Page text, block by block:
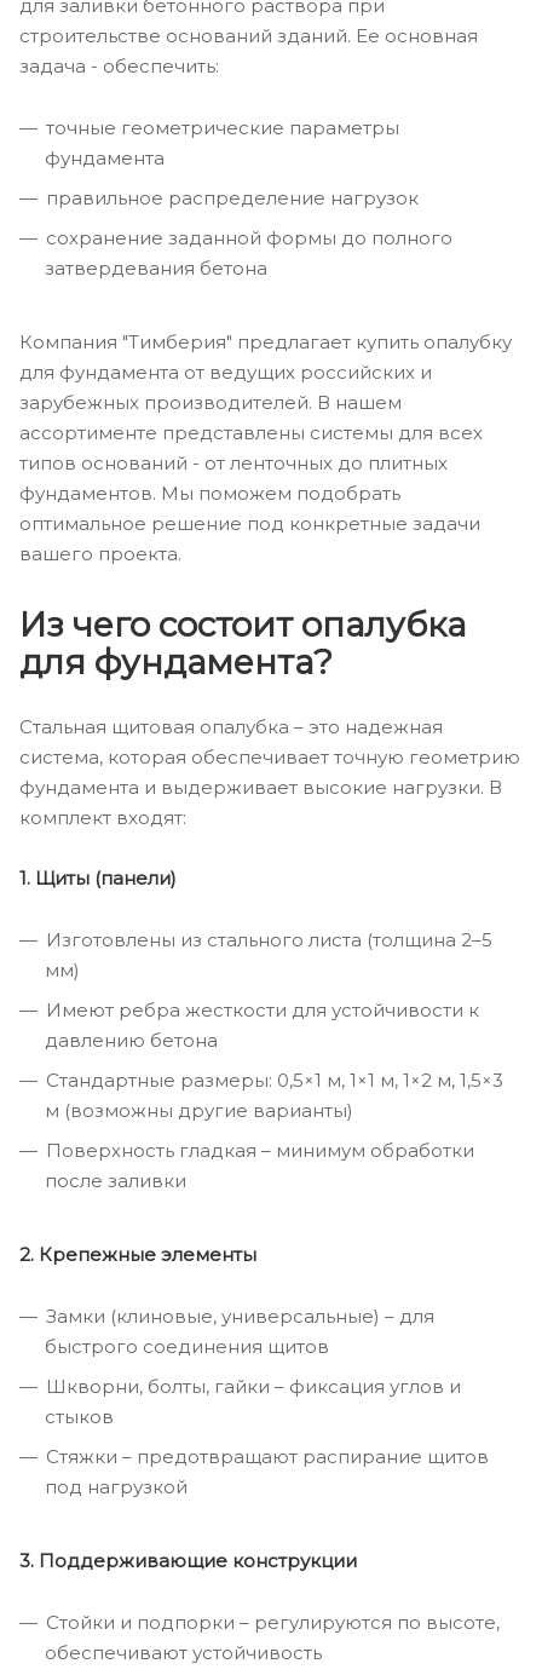
для заливки бетонного раствора при
строительстве оснований зданий. Ее основная
задача - обеспечить:
точные геометрические параметры
фундамента
правильное распределение нагрузок
сохранение заданной формы до полного
затвердевания бетона
Компания "Тимберия" предлагает купить опалубку
для фундамента от ведущих российских и
зарубежных производителей. В нашем
ассортименте представлены системы для всех
типов оснований - от ленточных до плитных
фундаментов. Мы поможем подобрать
оптимальное решение под конкретные задачи
вашего проекта.
Из чего состоит опалубка
для фундамента?
Стальная щитовая опалубка – это надежная
система, которая обеспечивает точную геометрию
фундамента и выдерживает высокие нагрузки. В
комплект входят:
1. Щиты (панели)
Изготовлены из стального листа (толщина 2–5
мм)
Имеют ребра жесткости для устойчивости к
давлению бетона
Стандартные размеры: 0,5×1 м, 1×1 м, 1×2 м, 1,5×3
м (возможны другие варианты)
Поверхность гладкая – минимум обработки
после заливки
2. Крепежные элементы
Замки (клиновые, универсальные) – для
быстрого соединения щитов
Шкворни, болты, гайки – фиксация углов и
стыков
Стяжки – предотвращают распирание щитов
под нагрузкой
3. Поддерживающие конструкции
Стойки и подпорки – регулируются по высоте,
обеспечивают устойчивость